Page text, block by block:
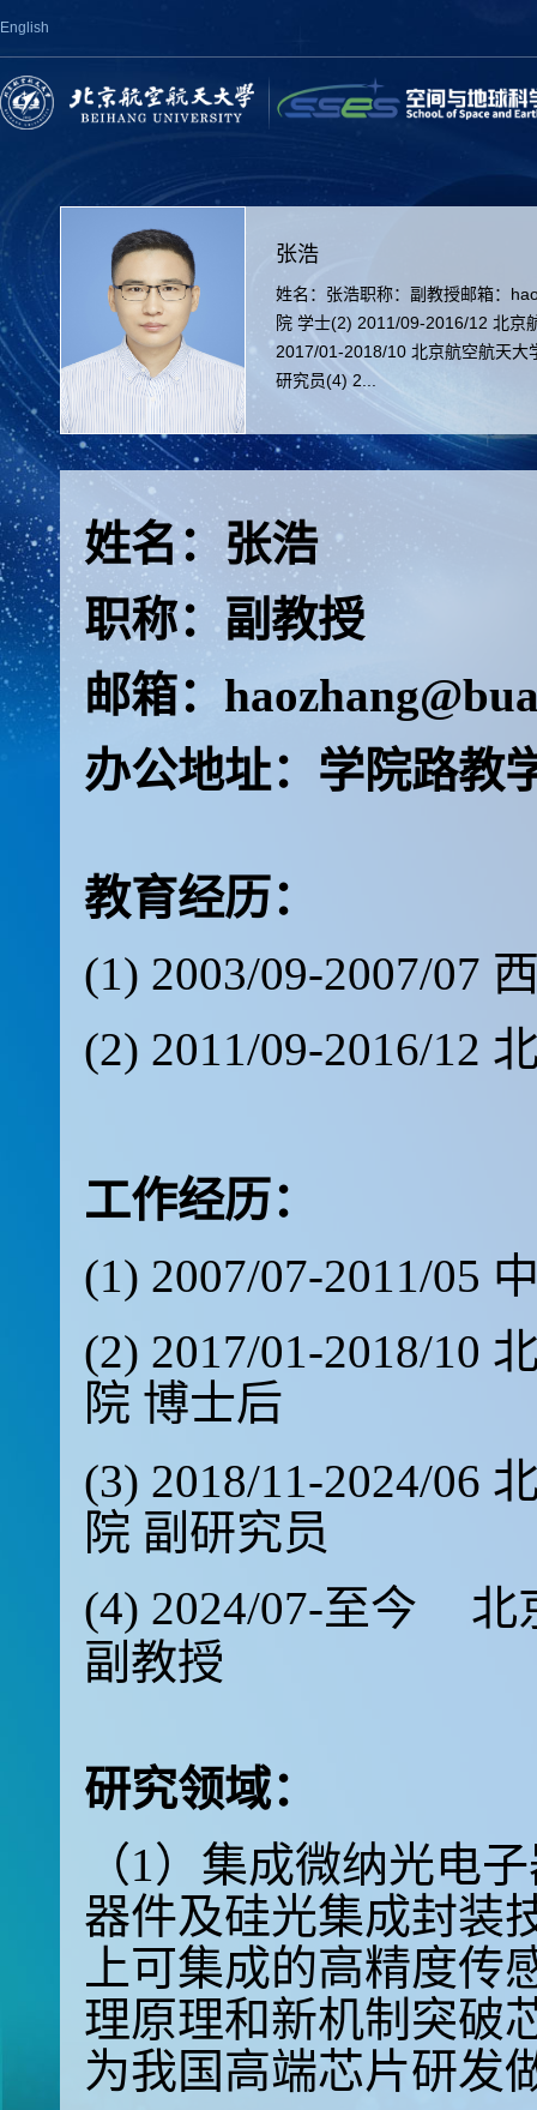
English
张浩
姓名：张浩职称：副教授邮箱：
院 学士(2) 2011/09-2016/12 北京
2017/01-2018/10 北京航空航天
研究员(4) 2...
姓名：张浩
职称：副教授
邮箱：
办公地址：学院路教
教育经历：
(1) 2003/09-2007/07
(2) 2011/09-2016/12
工作经历：
(1) 2007/07-2011/05
(2) 2017/01-2018/10
院 博士后
(3) 2018/11-2024/06
院 副研究员
(4) 2024/07-至今
北
副教授
研究领域：
（1）集成微纳光电
器件及硅光集成封装
上可集成的高精度
理原理和新机制突破
为我国高端芯片研发